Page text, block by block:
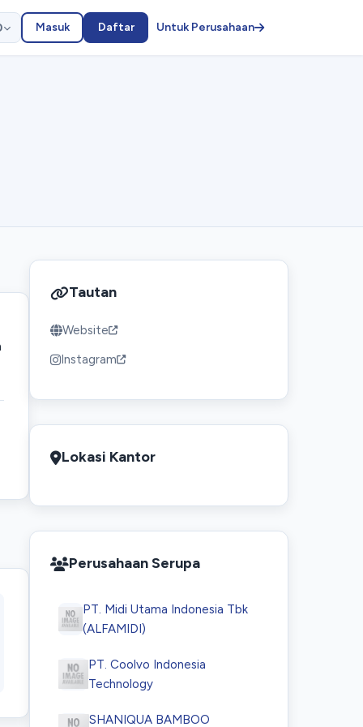
Masuk Daftar Untuk Perusahaan
Tautan
Website
Instagram
Lokasi Kantor
Perusahaan Serupa
PT. Midi Utama Indonesia Tbk
(ALFAMIDI)
PT. Coolvo Indonesia
Technology
SHANIQUA BAMBOO